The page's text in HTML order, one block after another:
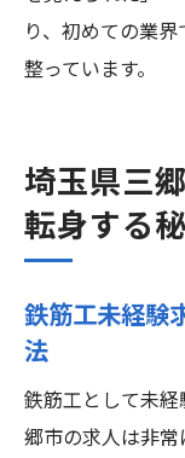
り、初めての業
整っています。
埼玉県三
転身する
鉄筋工未経験
法
鉄筋工として未
郷市の求人は非